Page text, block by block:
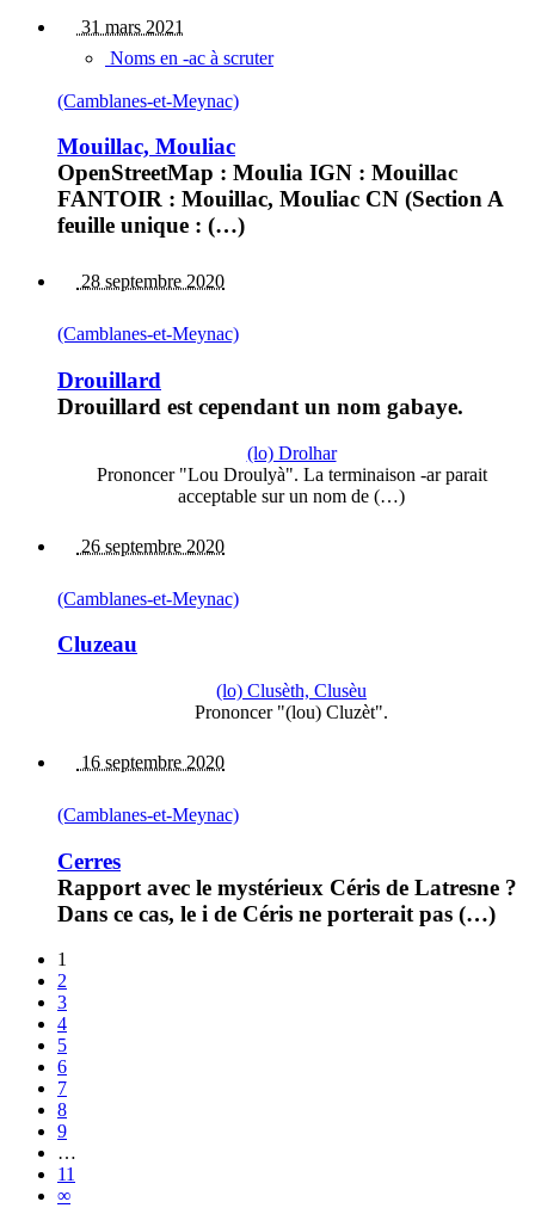
31 mars 2021
Noms en -ac à scruter
(Camblanes-et-Meynac)
Mouillac, Mouliac
OpenStreetMap : Moulia IGN : Mouillac
FANTOIR : Mouillac, Mouliac CN (Section A
feuille unique : (…)
28 septembre 2020
(Camblanes-et-Meynac)
Drouillard
Drouillard est cependant un nom gabaye.
(lo) Drolhar
Prononcer "Lou Droulyà". La terminaison -ar parait
acceptable sur un nom de (…)
26 septembre 2020
(Camblanes-et-Meynac)
Cluzeau
(lo) Clusèth, Clusèu
Prononcer "(lou) Cluzèt".
16 septembre 2020
(Camblanes-et-Meynac)
Cerres
Rapport avec le mystérieux Céris de Latresne ?
Dans ce cas, le i de Céris ne porterait pas (…)
1
2
3
4
5
6
7
8
9
…
11
∞